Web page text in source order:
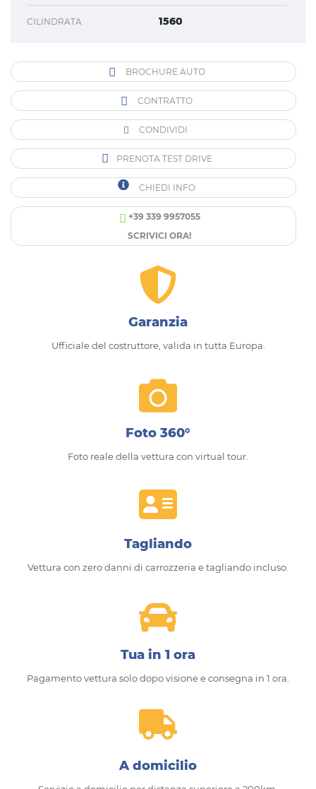
CILINDRATA 1560
BROCHURE AUTO
CONTRATTO
CONDIVIDI
PRENOTA TEST DRIVE
CHIEDI INFO
+39 339 9957055
SCRIVICI ORA!
Garanzia
Ufficiale del costruttore, valida in tutta Europa.
Foto 360°
Foto reale della vettura con virtual tour.
Tagliando
Vettura con zero danni di carrozzeria e tagliando incluso.
Tua in 1 ora
Pagamento vettura solo dopo visione e consegna in 1 ora.
A domicilio